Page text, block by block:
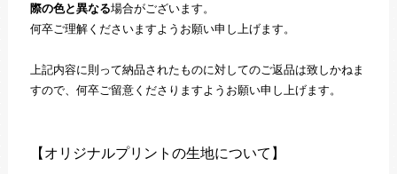
際の色と異なる場合がございます。
何卒ご理解くださいますようお願い申し上げます。
上記内容に則って納品されたものに対してのご返品は致しかねま
すので、何卒ご留意くださりますようお願い申し上げます。
【オリジナルプリントの生地について】